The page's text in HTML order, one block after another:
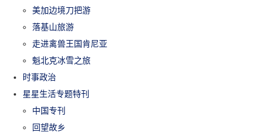
美加边境刀把游
落基山旅游
走进禽兽王国肯尼亚
魁北克冰雪之旅
时事政治
星星生活专题特刊
中国专刊
回望故乡